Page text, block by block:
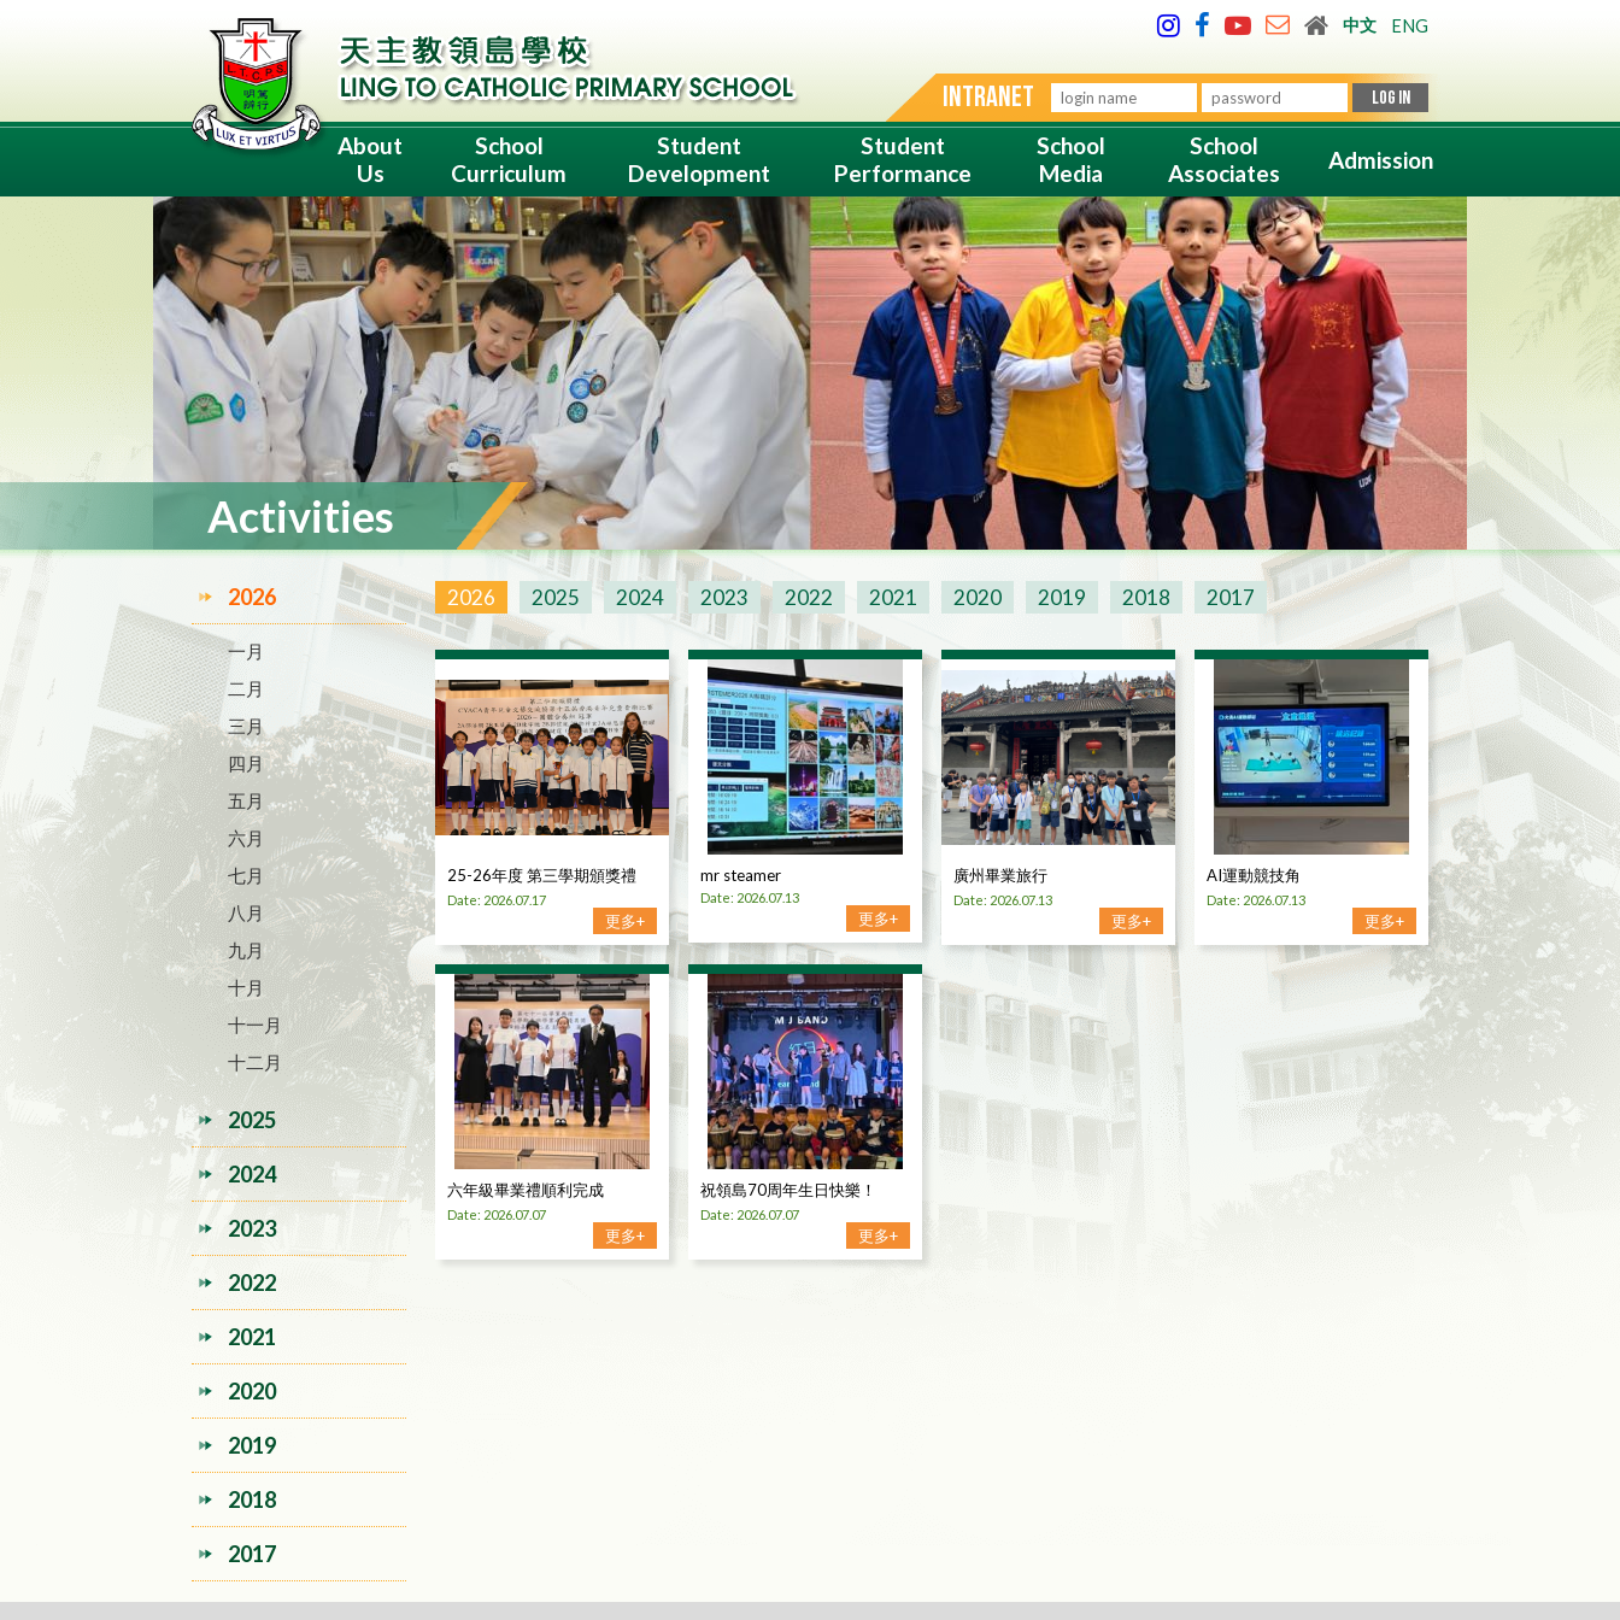
中文 ENG
INTRANET
About
Us
School
Curriculum
Student
Development
Student
Performance
School
Media
School
Associates
Admission
Activities
2026 2025 2024 2023 2022 2021 2020 2019 2018 2017
2026
一月
二月
三月
四月
五月
六月
七月
八月
九月
十月
十一月
十二月
2025
2024
2023
2022
2021
2020
2019
2018
2017
25-26年度 第三學期頒獎禮
Date: 2026.07.17
更多+
mr steamer
Date: 2026.07.13
更多+
廣州畢業旅行
Date: 2026.07.13
更多+
AI運動競技角
Date: 2026.07.13
更多+
六年級畢業禮順利完成
Date: 2026.07.07
更多+
祝領島70周年生日快樂！
Date: 2026.07.07
更多+